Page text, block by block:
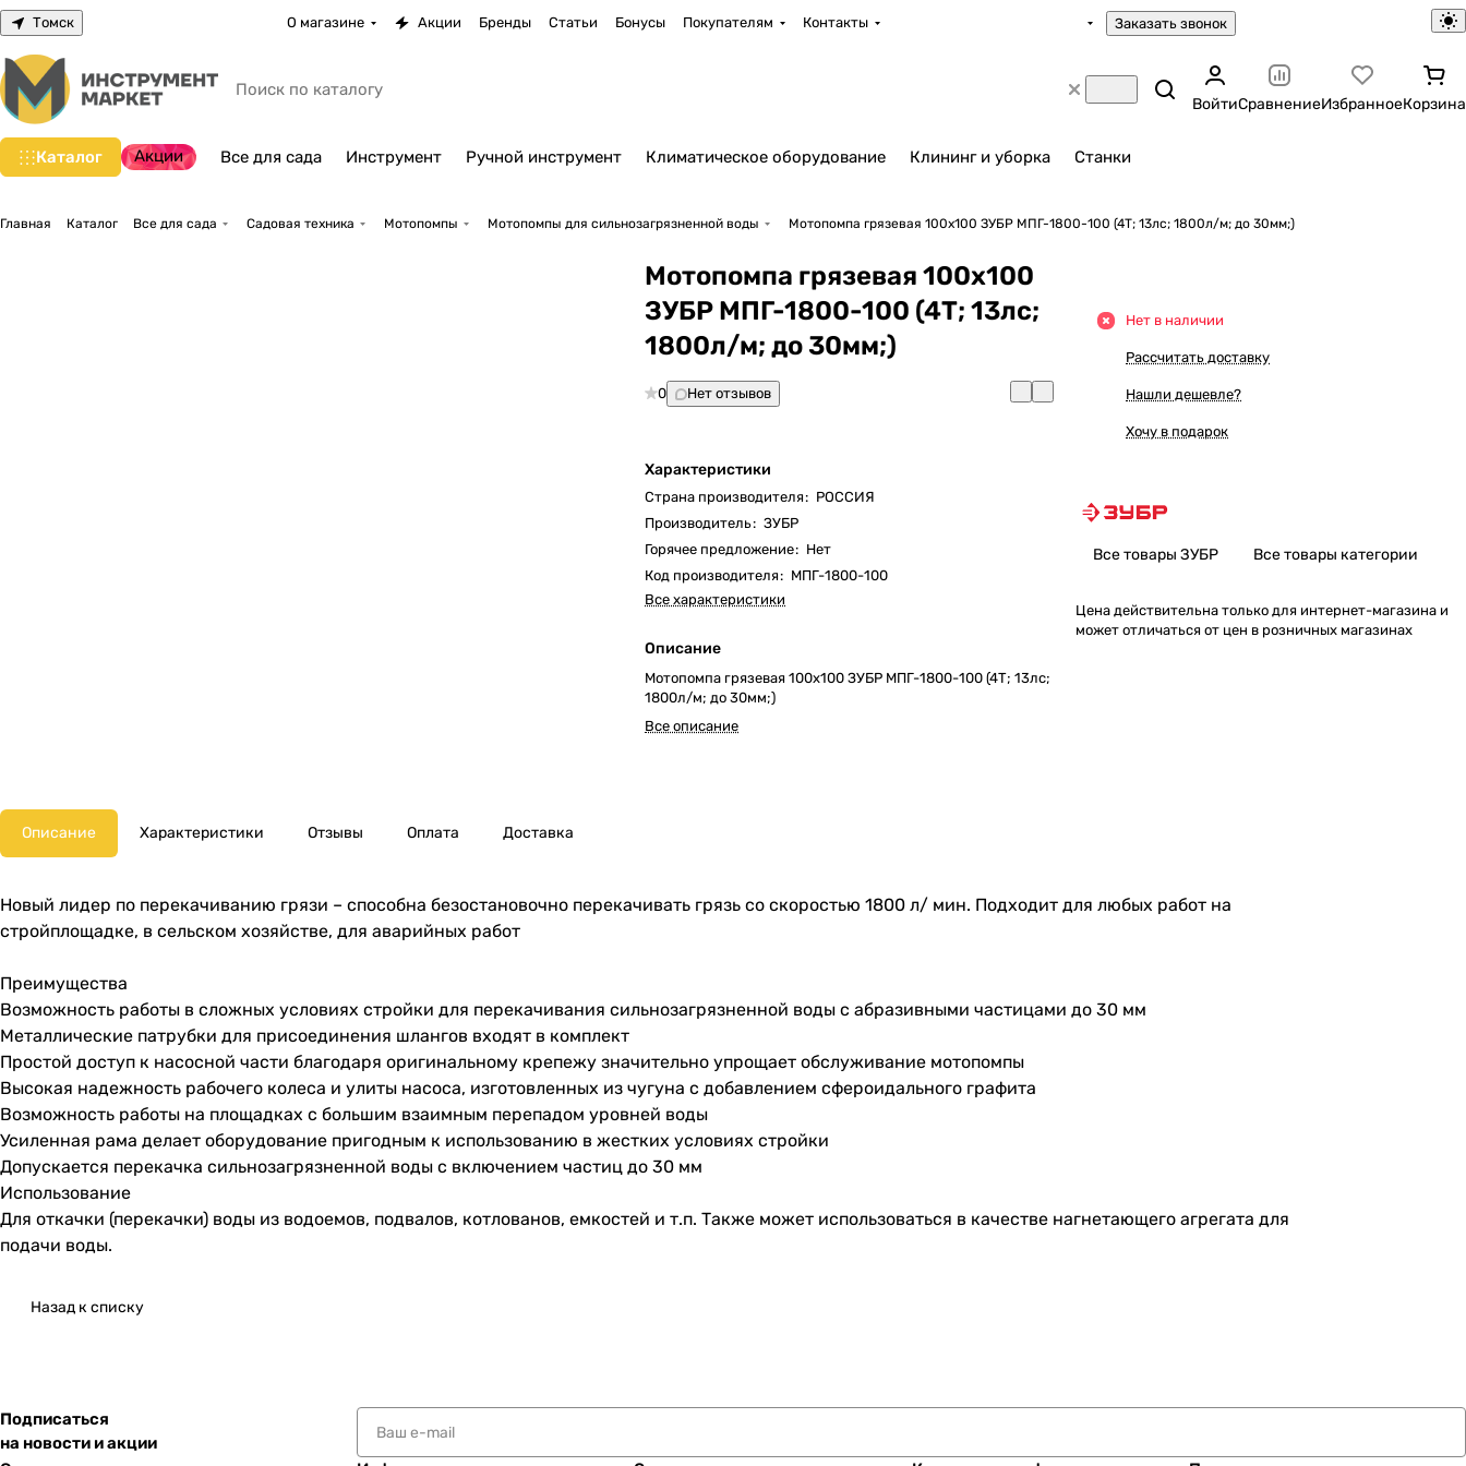
Томск О магазине Акции Бренды Статьи Бонусы Покупателям Контакты Заказать звонок
ВойтиСравнениеИзбранноеКорзина
Каталог Акции Все для сада Инструмент Ручной инструмент Климатическое оборудование Клининг и уборка Станки
Главная Каталог Все для сада Садовая техника Мотопомпы Мотопомпы для сильнозагрязненной воды Мотопомпа грязевая 100х100 ЗУБР МПГ-1800-100 (4Т; 13лс; 1800л/м; до 30мм;)
Мотопомпа грязевая 100х100
ЗУБР МПГ-1800-100 (4Т; 13лс;
1800л/м; до 30мм;)
0 Нет отзывов
Характеристики
Страна производителя: РОССИЯ
Производитель: ЗУБР
Горячее предложение: Нет
Код производителя: МПГ-1800-100
Все характеристики
Описание
Мотопомпа грязевая 100х100 ЗУБР МПГ-1800-100 (4Т; 13лс;
1800л/м; до 30мм;)
Все описание
Нет в наличии
Рассчитать доставку
Нашли дешевле?
Хочу в подарок
Все товары ЗУБР Все товары категории
Цена действительна только для интернет-магазина и
может отличаться от цен в розничных магазинах
Описание Характеристики Отзывы Оплата Доставка
Новый лидер по перекачиванию грязи – способна безостановочно перекачивать грязь со скоростью 1800 л/ мин. Подходит для любых работ на
стройплощадке, в сельском хозяйстве, для аварийных работ
Преимущества
Возможность работы в сложных условиях стройки для перекачивания сильнозагрязненной воды с абразивными частицами до 30 мм
Металлические патрубки для присоединения шлангов входят в комплект
Простой доступ к насосной части благодаря оригинальному крепежу значительно упрощает обслуживание мотопомпы
Высокая надежность рабочего колеса и улиты насоса, изготовленных из чугуна с добавлением сфероидального графита
Возможность работы на площадках с большим взаимным перепадом уровней воды
Усиленная рама делает оборудование пригодным к использованию в жестких условиях стройки
Допускается перекачка сильнозагрязненной воды с включением частиц до 30 мм
Использование
Для откачки (перекачки) воды из водоемов, подвалов, котлованов, емкостей и т.п. Также может использоваться в качестве нагнетающего агрегата для
подачи воды.
Назад к списку
Подписаться
на новости и акции